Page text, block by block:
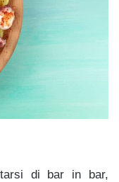
di bar in bar,